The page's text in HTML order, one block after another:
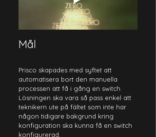
Mål
Prisco skapades med syftet att
automatisera bort den manuella
processen att få i gång en switch.
Lösningen ska vara så pass enkel att
teknikern ute på fältet som inte har
någon tidigare bakgrund kring
konfiguration ska kunna få en switch
konfigurerad.